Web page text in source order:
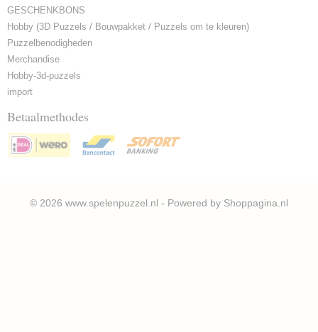
GESCHENKBONS
Hobby (3D Puzzels / Bouwpakket / Puzzels om te kleuren)
Puzzelbenodigheden
Merchandise
Hobby-3d-puzzels
import
Betaalmethodes
© 2026 www.spelenpuzzel.nl - Powered by Shoppagina.nl